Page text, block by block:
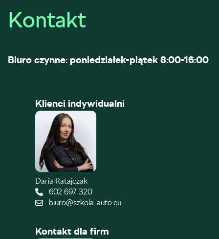
Kontakt
Biuro czynne: poniedziałek-piątek 8:00-16:00
Klienci indywidualni
Daria Ratajczak
602 697 320
biuro@szkola-auto.eu
Kontakt dla firm